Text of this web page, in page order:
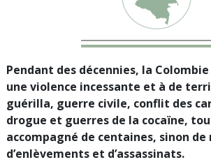
Pendant des décennies, la
une violence incessante et à de
guérilla, guerre civile, conflit des
drogue et guerres de la cocaïne,
accompagné de centaines, sinon
d’enlèvements et d’assassinats.